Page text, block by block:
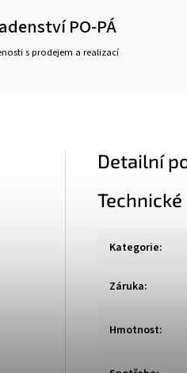
PO-PÁ
s prodejem a realizací
Detailní
Kategorie:
Záruka:
Hmotnost: